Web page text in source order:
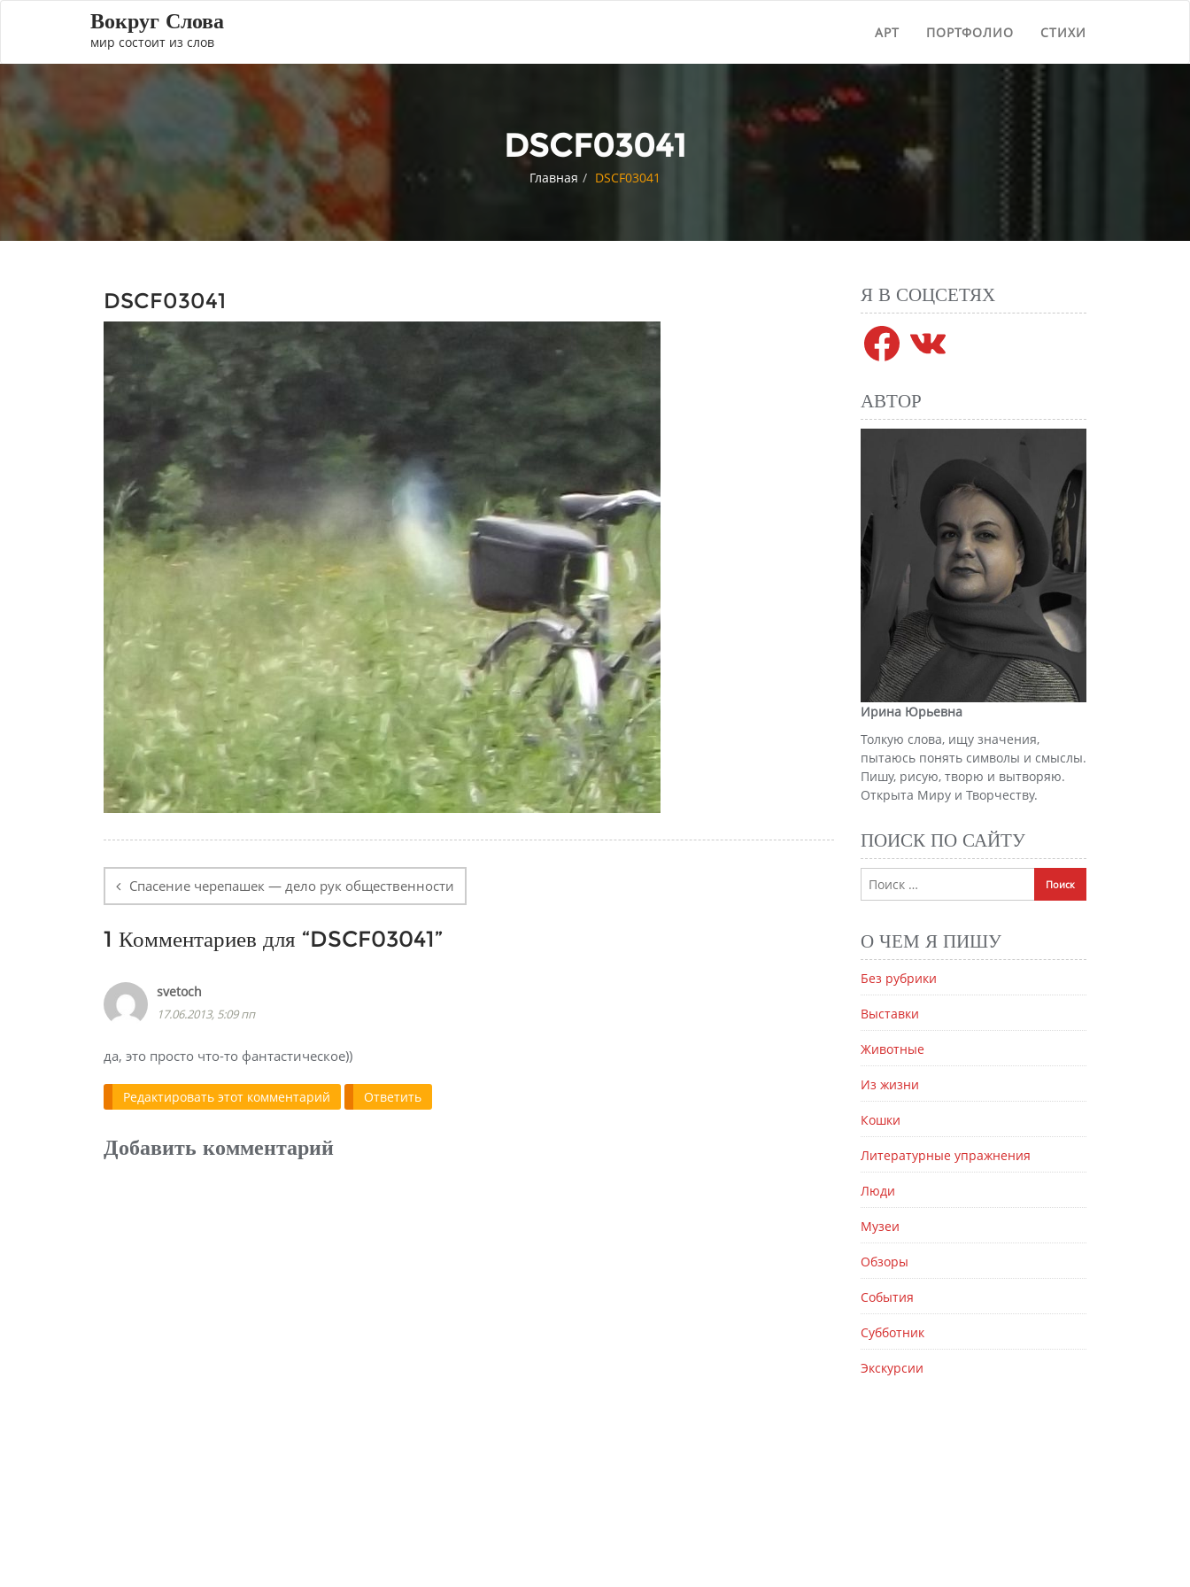
Вокруг Слова
мир состоит из слов
АРТ ПОРТФОЛИО СТИХИ
DSCF03041
Главная DSCF03041
DSCF03041
по
записям
Спасение черепашек — дело рук общественности
1 Комментариев для “DSCF03041”
svetoch
17.06.2013, 5:09 пп
да, это просто что-то фантастическое))
Редактировать этот комментарий Ответить
Добавить комментарий
Я В СОЦСЕТЯХ
Facebook
АВТОР
Ирина Юрьевна
Толкую слова, ищу значения,
пытаюсь понять символы и смыслы.
Пишу, рисую, творю и вытворяю.
Открыта Миру и Творчеству.
ПОИСК ПО САЙТУ
О ЧЕМ Я ПИШУ
Без рубрики
Выставки
Животные
Из жизни
Кошки
Литературные упражнения
Люди
Музеи
Обзоры
События
Субботник
Экскурсии